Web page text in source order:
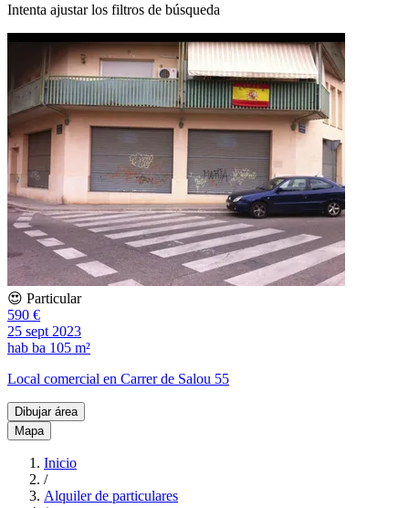
Intenta ajustar los filtros de búsqueda
😍 Particular
590 €
25 sept 2023
hab ba 105 m²
Local comercial en Carrer de Salou 55
Dibujar área
Mapa
Inicio
/
Alquiler de particulares